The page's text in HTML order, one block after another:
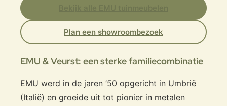
Plan een showroombezoek
EMU & Veurst: een sterke familiecombinatie
EMU werd in de jaren ’50 opgericht in Umbrië
(Italië) en groeide uit tot pionier in metalen